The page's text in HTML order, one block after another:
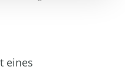
eines